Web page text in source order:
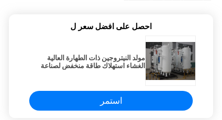
احصل على افضل سعر ل
مولد النيتروجين ذات الطهارة العالية
الغشاء استهلاك طاقة منخفض لصناعة
استمر